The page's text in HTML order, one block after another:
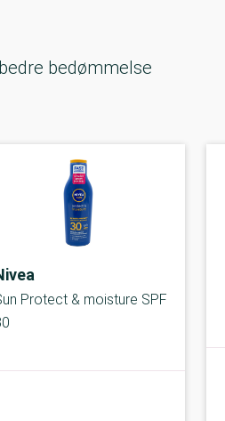
bedømmelse
Protect & moisture SPF